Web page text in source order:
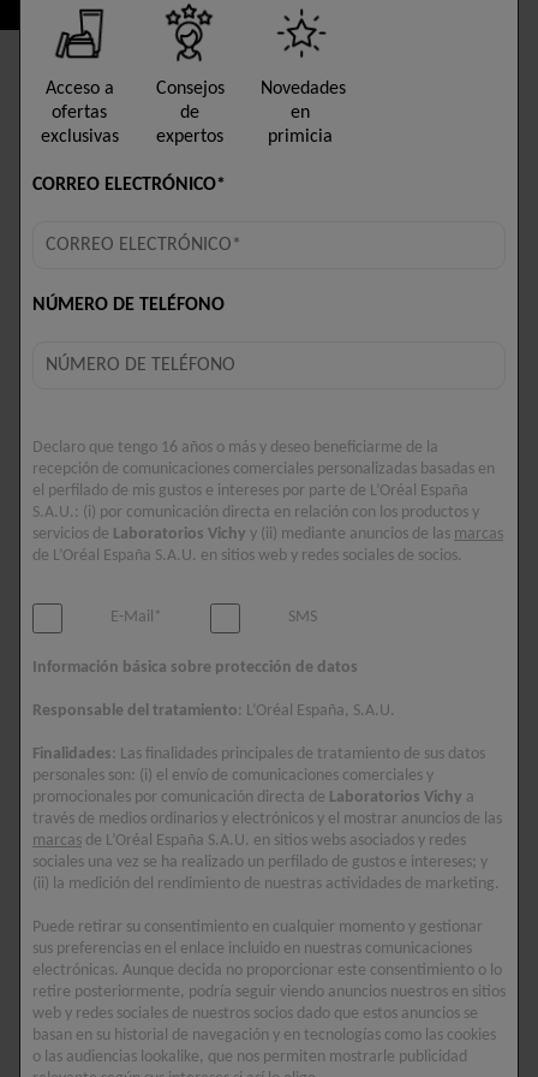
ENCUENTRA UNA
FARMACIA
SIN ALCOHOL
PIELES SENSIBLES
Descripción
hidrata, ilumina y alisa las líneas de expresión
alrededor del delicado contorno de los ojos. Esta
fórmula, una reconfortante crema en textura gel,
combina un 89 % de agua volcánica de Vichy,
ácido hialurónico y cafeína para una mirada más
luminosa y descansada.
Composición
AQUA / WATER ● PROPANEDIOL ● GLYCERIN ●
ISOCETYL STEARATE ● CARBOMER ● CAFFEINE
● SODIUM HYALURONATE ● ADENOSINE ●
CHLORELLA VULGARIS EXTRACT ●
HYDROXYACETOPHENONE ● CAPRYLYL GLYCOL
● CITRIC ACID ● BIOSACCHARIDE GUM-1 ●
MALTODEXTRIN ● BUTYLENE GLYCOL
LAS LISTAS DE LOS INGREDIENTES QUE ENTRAN
EN LA COMPOSICIÓN DE LOS PRODUCTOS DE
NUESTRA MARCA SE ACTUALIZAN
REGULARMENTE. POR FAVOR, VERIFIQUE LA
Acceso a
ofertas
exclusivas
Consejos
de
expertos
Novedades
en
primicia
CORREO ELECTRÓNICO*
NÚMERO DE TELÉFONO
Declaro que tengo 16 años o más y deseo beneficiarme de la
recepción de comunicaciones comerciales personalizadas basadas en
el perfilado de mis gustos e intereses por parte de L’Oréal España
S.A.U.: (i) por comunicación directa en relación con los productos y
servicios de Laboratorios Vichy y (ii) mediante anuncios de las marcas
de L’Oréal España S.A.U. en sitios web y redes sociales de socios.
E-Mail* SMS
Información básica sobre protección de datos
Responsable del tratamiento: L’Oréal España, S.A.U.
Finalidades: Las finalidades principales de tratamiento de sus datos
personales son: (i) el envío de comunicaciones comerciales y
promocionales por comunicación directa de Laboratorios Vichy a
través de medios ordinarios y electrónicos y el mostrar anuncios de las
marcas de L’Oréal España S.A.U. en sitios webs asociados y redes
sociales una vez se ha realizado un perfilado de gustos e intereses; y
(ii) la medición del rendimiento de nuestras actividades de marketing.
Puede retirar su consentimiento en cualquier momento y gestionar
sus preferencias en el enlace incluido en nuestras comunicaciones
electrónicas. Aunque decida no proporcionar este consentimiento o lo
retire posteriormente, podría seguir viendo anuncios nuestros en sitios
web y redes sociales de nuestros socios dado que estos anuncios se
basan en su historial de navegación y en tecnologías como las cookies
o las audiencias lookalike, que nos permiten mostrarle publicidad